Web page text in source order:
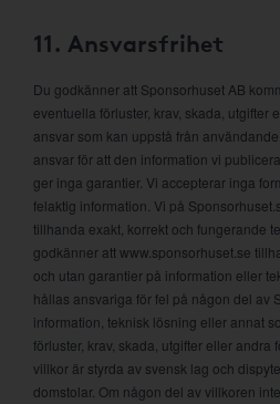
11. Ansvarsfrihet
Du godkänner att Sponsorhuset AB
eventuella förluster, krav, skada, utgifter
ansvar som kan uppstå från
ansvar för att den information vi
ger inga garantier. Vi accepterar inga
felaktig information. Vi på
tillhanda exakt, korrekt och fungerande
godkänner att www.sponsorhuset.se
och utan garantier på information eller
hållas ansvariga för fel på någon del av
information, teknisk lösning eller annat
förluster, krav, skada, utgifter eller andra
villkor är styrda av svensk lag och
domstolar. Om någon del av villkoren